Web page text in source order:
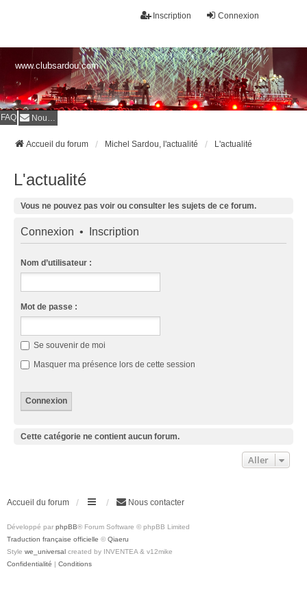
Connexion
Inscription
www.clubsardou.com
FAQ Nous contacter
Accueil du forum Michel Sardou, l'actualité L'actualité
L'actualité
Vous ne pouvez pas voir ou consulter les sujets de ce forum.
Connexion • Inscription
Nom d’utilisateur :
Mot de passe :
Se souvenir de moi
Masquer ma présence lors de cette session
Cette catégorie ne contient aucun forum.
Aller
Accueil du forum Nous contacter
Développé par phpBB® Forum Software © phpBB Limited
Traduction française officielle © Qiaeru
Style we_universal created by INVENTEA & v12mike
Confidentialité | Conditions